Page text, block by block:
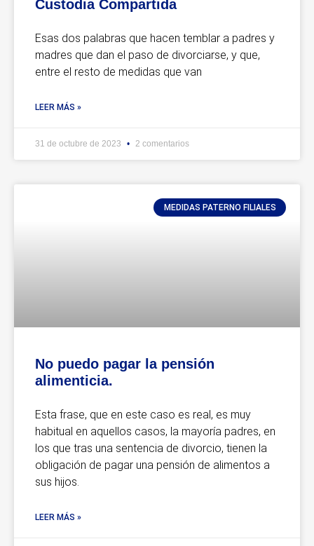
Custodia Compartida
Esas dos palabras que hacen temblar a padres y
madres que dan el paso de divorciarse, y que,
entre el resto de medidas que van
LEER MÁS »
31 de octubre de 2023 2 comentarios
MEDIDAS PATERNO FILIALES
No puedo pagar la pensión
alimenticia.
Esta frase, que en este caso es real, es muy
habitual en aquellos casos, la mayoría padres, en
los que tras una sentencia de divorcio, tienen la
obligación de pagar una pensión de alimentos a
sus hijos.
LEER MÁS »